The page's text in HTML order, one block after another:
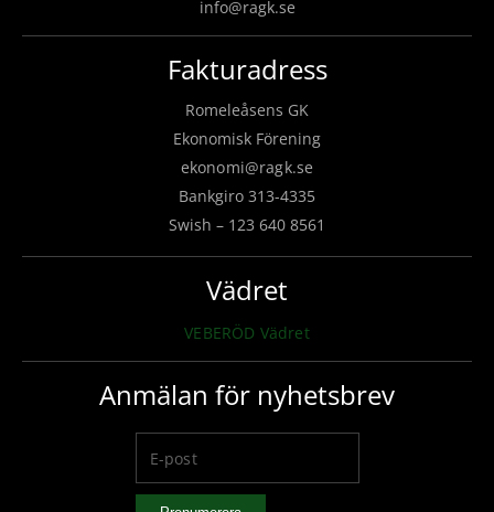
info@ragk.se
Fakturadress
Romeleåsens GK
Ekonomisk Förening
ekonomi@ragk.se
Bankgiro 313-4335
Swish – 123 640 8561
Vädret
VEBERÖD Vädret
Anmälan för nyhetsbrev